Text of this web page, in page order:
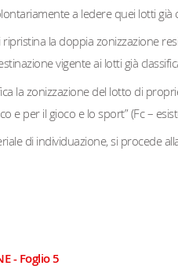
a ledere quei lotti
ripristina la doppia zonizzazione
vigente ai lotti già
la zonizzazione del lotto di
e per il gioco e lo sport” (Fc –
di individuazione, si procede
- Foglio 5